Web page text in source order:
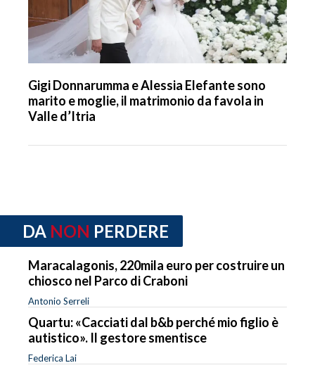
Gigi Donnarumma e Alessia Elefante sono
marito e moglie, il matrimonio da favola in
Valle d’Itria
DA NON PERDERE
Maracalagonis, 220mila euro per costruire un
chiosco nel Parco di Craboni
Antonio Serreli
Quartu: «Cacciati dal b&b perché mio figlio è
autistico». Il gestore smentisce
Federica Lai